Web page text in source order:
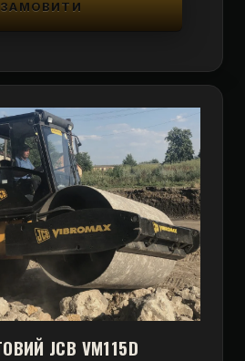
ЗАМОВИТИ
JCB VM115D